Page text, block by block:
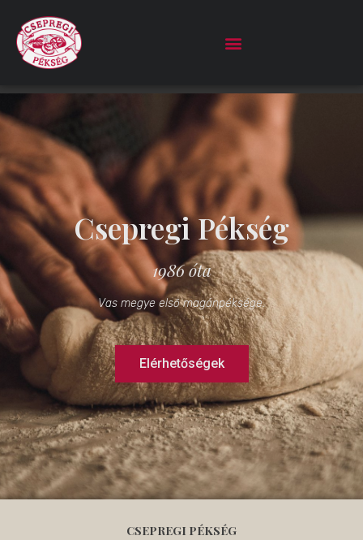
Csepregi Pékség
1986 óta
Vas megye első magánpéksége.
Elérhetőségek
CSEPREGI PÉKSÉG